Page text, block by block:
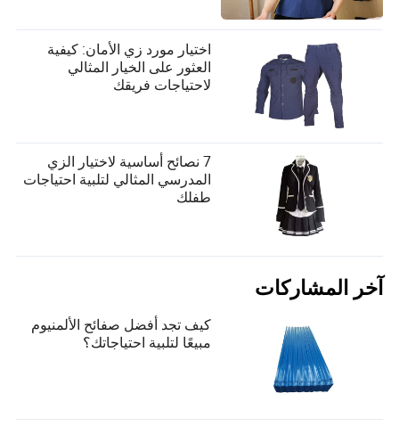
اختيار مورد زي الأمان: كيفية
العثور على الخيار المثالي
لاحتياجات فريقك
7 نصائح أساسية لاختيار الزي
المدرسي المثالي لتلبية احتياجات
طفلك
آخر المشاركات
كيف تجد أفضل صفائح الألمنيوم
مبيعًا لتلبية احتياجاتك؟